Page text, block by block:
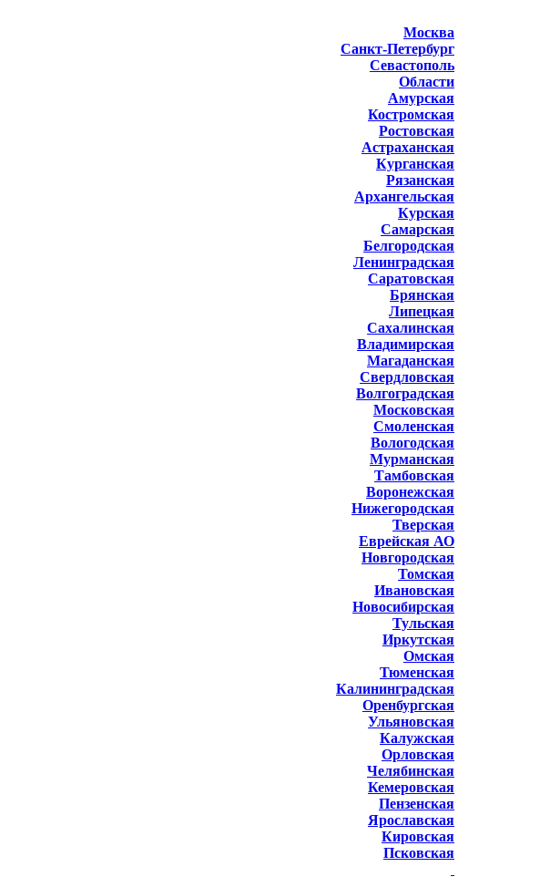
Москва
Санкт-Петербург
Севастополь
Области
Амурская
Костромская
Ростовская
Астраханская
Курганская
Рязанская
Архангельская
Курская
Самарская
Белгородская
Ленинградская
Саратовская
Брянская
Липецкая
Сахалинская
Владимирская
Магаданская
Свердловская
Волгоградская
Московская
Смоленская
Вологодская
Мурманская
Тамбовская
Воронежская
Нижегородская
Тверская
Еврейская АО
Новгородская
Томская
Ивановская
Новосибирская
Тульская
Иркутская
Омская
Тюменская
Калининградская
Оренбургская
Ульяновская
Калужская
Орловская
Челябинская
Кемеровская
Пензенская
Ярославская
Кировская
Псковская